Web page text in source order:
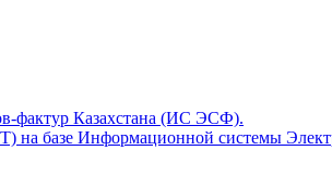
фактур Казахстана (ИС ЭСФ).
на базе Информационной системы